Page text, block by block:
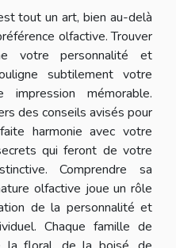
tout un art, bien au-delà
olfactive. Trouver
votre personnalité et
subtilement votre
mémorable.
des conseils avisés pour
harmonie avec votre
qui feront de votre
Comprendre sa
olfactive joue un rôle
de la personnalité et
Chaque famille de